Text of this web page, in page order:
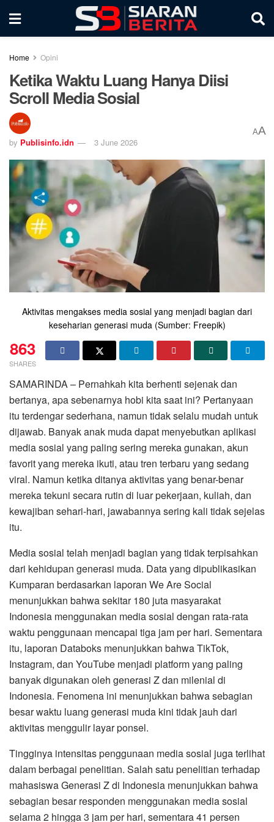
Home Opini
Ketika Waktu Luang Hanya Diisi
Scroll Media Sosial
by Publisinfo.idn 3 June 2026
AA
Aktivitas mengakses media sosial yang menjadi bagian dari
keseharian generasi muda (Sumber: Freepik)
863
SHARES
SAMARINDA – Pernahkah kita berhenti sejenak dan
bertanya, apa sebenarnya hobi kita saat ini? Pertanyaan
itu terdengar sederhana, namun tidak selalu mudah untuk
dijawab. Banyak anak muda dapat menyebutkan aplikasi
media sosial yang paling sering mereka gunakan, akun
favorit yang mereka ikuti, atau tren terbaru yang sedang
viral. Namun ketika ditanya aktivitas yang benar-benar
mereka tekuni secara rutin di luar pekerjaan, kuliah, dan
kewajiban sehari-hari, jawabannya sering kali tidak sejelas
itu.
Media sosial telah menjadi bagian yang tidak terpisahkan
dari kehidupan generasi muda. Data yang dipublikasikan
Kumparan berdasarkan laporan We Are Social
menunjukkan bahwa sekitar 180 juta masyarakat
Indonesia menggunakan media sosial dengan rata-rata
waktu penggunaan mencapai tiga jam per hari. Sementara
itu, laporan Databoks menunjukkan bahwa TikTok,
Instagram, dan YouTube menjadi platform yang paling
banyak digunakan oleh generasi Z dan milenial di
Indonesia. Fenomena ini menunjukkan bahwa sebagian
besar waktu luang generasi muda kini tidak jauh dari
aktivitas menggulir layar ponsel.
Tingginya intensitas penggunaan media sosial juga terlihat
dalam berbagai penelitian. Salah satu penelitian terhadap
mahasiswa Generasi Z di Indonesia menunjukkan bahwa
sebagian besar responden menggunakan media sosial
selama 2 hingga 3 jam per hari, sementara 41 persen